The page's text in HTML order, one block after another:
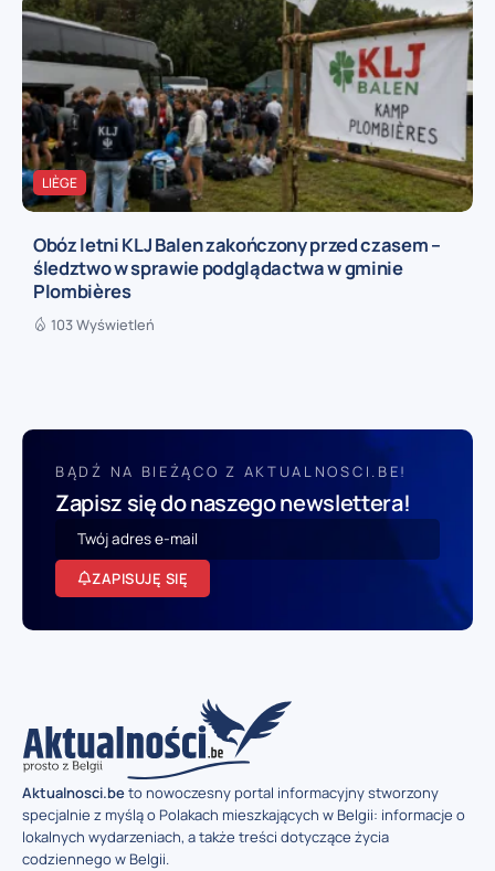
LIÈGE
Obóz letni KLJ Balen zakończony przed czasem –
śledztwo w sprawie podglądactwa w gminie
Plombières
103 Wyświetleń
BĄDŹ NA BIEŻĄCO Z AKTUALNOSCI.BE!
Zapisz się do naszego newslettera!
ZAPISUJĘ SIĘ
Aktualnosci.beto nowoczesny portal informacyjny stworzony
specjalnie z myślą o Polakach mieszkających w Belgii: informacje o
lokalnych wydarzeniach, a także treści dotyczące życia
codziennego w Belgii.